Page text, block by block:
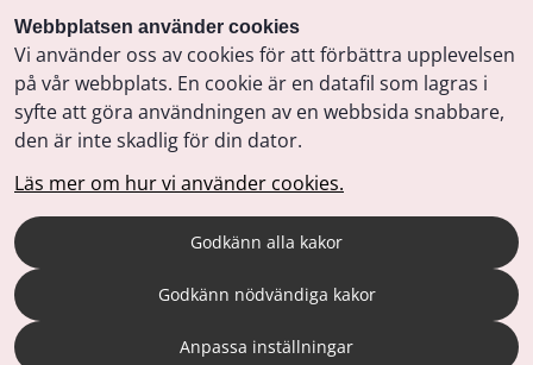
Webbplatsen använder cookies
Vi använder oss av cookies för att förbättra upplevelsen
på vår webbplats. En cookie är en datafil som lagras i
syfte att göra användningen av en webbsida snabbare,
den är inte skadlig för din dator.
Läs mer om hur vi använder cookies.
Godkänn alla kakor
Godkänn nödvändiga kakor
Anpassa inställningar